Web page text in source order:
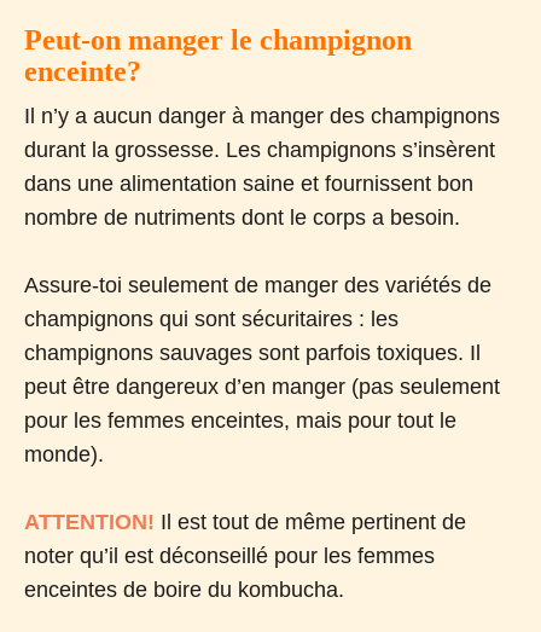
Peut-on manger le champignon
enceinte?
Il n’y a aucun danger à manger des champignons
durant la grossesse. Les champignons s’insèrent
dans une alimentation saine et fournissent bon
nombre de nutriments dont le corps a besoin.
Assure-toi seulement de manger des variétés de
champignons qui sont sécuritaires : les
champignons sauvages sont parfois toxiques. Il
peut être dangereux d’en manger (pas seulement
pour les femmes enceintes, mais pour tout le
monde).
ATTENTION! Il est tout de même pertinent de
noter qu’il est déconseillé pour les femmes
enceintes de boire du kombucha.